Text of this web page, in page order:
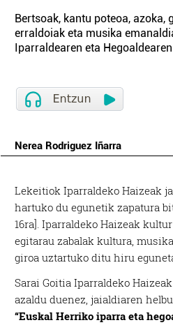
Bertsoak, kantu poteoa, azoka,
erraldoiak eta musika
Iparraldearen eta
Nerea Rodriguez Iñarra
Lekeitiok Iparraldeko Haizeak
hartuko du egunetik zapatura
16ra]. Iparraldeko Haizeak
egitarau zabalak kultura,
giroa uztartuko ditu hiru
Sarai Goitia Iparraldeko
azaldu duenez, jaialdiaren
“Euskal Herriko iparra eta